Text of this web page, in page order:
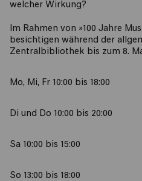
welcher Wirkung?
Im Rahmen von »100 Jahre
besichtigen während der
Zentralbibliothek bis zum 8.
Mo, Mi, Fr 10:00 bis 18:00
Di und Do 10:00 bis 20:00
Sa 10:00 bis 15:00
So 13:00 bis 18:00